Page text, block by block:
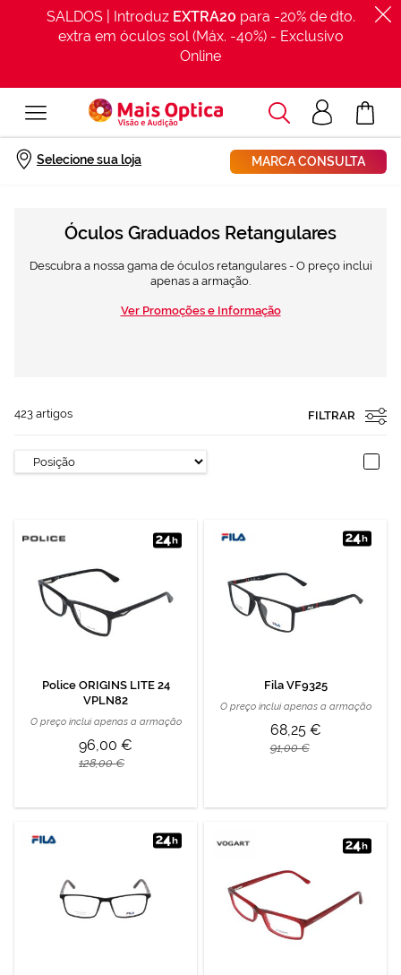
SALDOS | Introduz EXTRA20 para -20% de dto.
extra em óculos sol (Máx. -40%) - Exclusivo
Online
Acesso
clientes
O Meu
Selecione sua loja MARCA CONSULTA
Procurar
Início Óculos graduados Rectangulares
Óculos Graduados Retangulares
Descubra a nossa gama de óculos retangulares - O preço inclui
apenas a armação.
Ver Promoções e Informação
423 artigos FILTRAR
Police ORIGINS LITE 24
VPLN82
O preço inclui apenas a armação
96,00 €
128,00 €
Fila VF9325
O preço inclui apenas a armação
68,25 €
91,00 €